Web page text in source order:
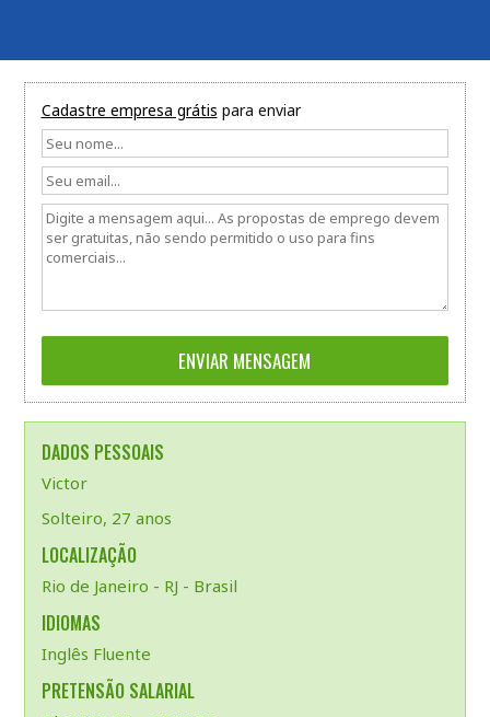
Cadastre empresa grátis para enviar
DADOS PESSOAIS
Victor
Solteiro, 27 anos
LOCALIZAÇÃO
Rio de Janeiro - RJ - Brasil
IDIOMAS
Inglês Fluente
PRETENSÃO SALARIAL